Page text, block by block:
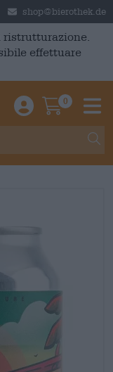
shop@bierothek.de
effettuare
Einloggen /
0